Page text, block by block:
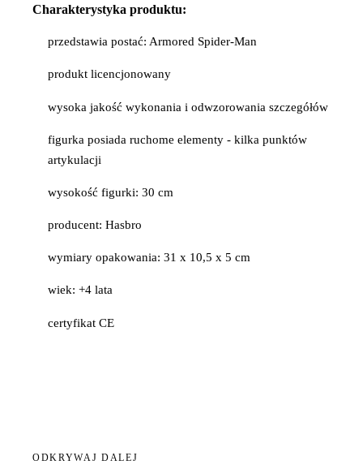
Charakterystyka produktu:
przedstawia postać: Armored Spider-Man
produkt licencjonowany
wysoka jakość wykonania i odwzorowania szczegółów
figurka posiada ruchome elementy - kilka punktów
artykulacji
wysokość figurki: 30 cm
producent: Hasbro
wymiary opakowania: 31 x 10,5 x 5 cm
wiek: +4 lata
certyfikat CE
ODKRYWAJ DALEJ